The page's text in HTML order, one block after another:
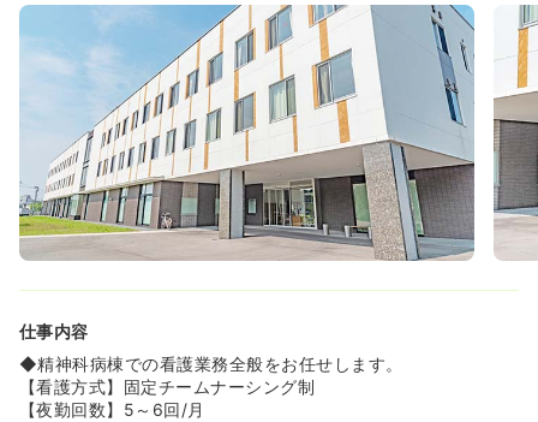
仕事内容
◆精神科病棟での看護業務全般をお任せします。
【看護方式】固定チームナーシング制
【夜勤回数】5～6回/月